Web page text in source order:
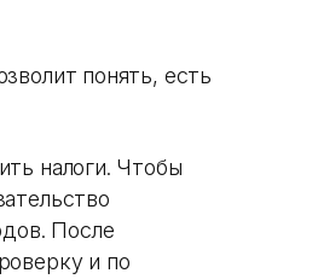
понять, есть
налоги. Чтобы
После
и по